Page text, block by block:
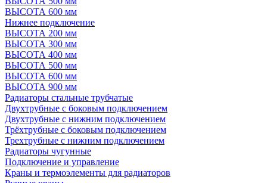
ВЫСОТА 600 мм
Нижнее подключение
ВЫСОТА 200 мм
ВЫСОТА 300 мм
ВЫСОТА 400 мм
ВЫСОТА 500 мм
ВЫСОТА 600 мм
ВЫСОТА 900 мм
Радиаторы стальные трубчатые
Двухтрубные с боковым подключением
Двухтрубные с нижним подключением
Трёхтрубные с боковым подключением
Трехтрубные с нижним подключением
Радиаторы чугунные
Подключение и управление
Краны и термоэлементы для радиаторов